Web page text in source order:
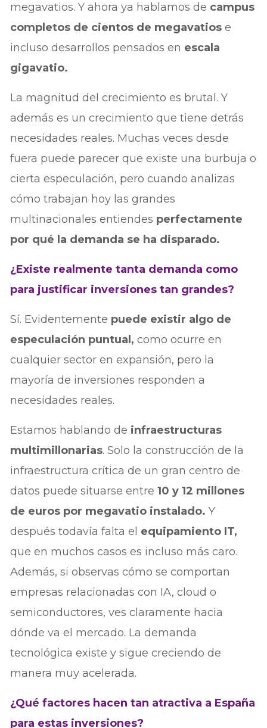
megavatios. Y ahora ya hablamos de campus
completos de cientos de megavatios e
incluso desarrollos pensados en escala
gigavatio.
La magnitud del crecimiento es brutal. Y
además es un crecimiento que tiene detrás
necesidades reales. Muchas veces desde
fuera puede parecer que existe una burbuja o
cierta especulación, pero cuando analizas
cómo trabajan hoy las grandes
multinacionales entiendes perfectamente
por qué la demanda se ha disparado.
¿Existe realmente tanta demanda como
para justificar inversiones tan grandes?
Sí. Evidentemente puede existir algo de
especulación puntual, como ocurre en
cualquier sector en expansión, pero la
mayoría de inversiones responden a
necesidades reales.
Estamos hablando de infraestructuras
multimillonarias. Solo la construcción de la
infraestructura crítica de un gran centro de
datos puede situarse entre 10 y 12 millones
de euros por megavatio instalado. Y
después todavía falta el equipamiento IT,
que en muchos casos es incluso más caro.
Además, si observas cómo se comportan
empresas relacionadas con IA, cloud o
semiconductores, ves claramente hacia
dónde va el mercado. La demanda
tecnológica existe y sigue creciendo de
manera muy acelerada.
¿Qué factores hacen tan atractiva a España
para estas inversiones?